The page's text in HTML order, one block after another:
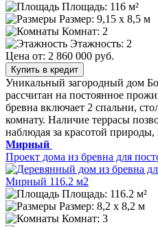
Площадь: 116 м²
Размер: 9,15 х 8,5 м
Комнат: 2
Этажность: 2
Цена от: 2 860 000 руб.
Купить в кредит
Уникальный загородный дом
рассчитан на постоянное
бревна включает 2 спальни,
комнату. Наличие террасы
наблюдая за красотой природы,
Мирный
Проект дома из бревна для
Площадь: 116.2 м²
Размер: 8,2 х 8,2 м
Комнат: 3